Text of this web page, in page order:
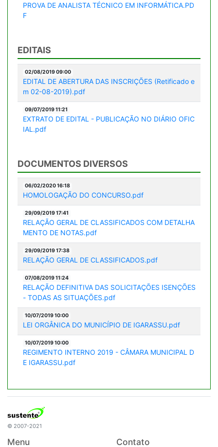
PROVA DE ANALISTA TÉCNICO EM INFORMÁTICA.PD
F
EDITAIS
02/08/2019 09:00
EDITAL DE ABERTURA DAS INSCRIÇÕES (Retificado e
m 02-08-2019).pdf
09/07/2019 11:21
EXTRATO DE EDITAL - PUBLICAÇÃO NO DIÁRIO OFIC
IAL.pdf
DOCUMENTOS DIVERSOS
06/02/2020 16:18
HOMOLOGAÇÃO DO CONCURSO.pdf
29/09/2019 17:41
RELAÇÃO GERAL DE CLASSIFICADOS COM DETALHA
MENTO DE NOTAS.pdf
29/09/2019 17:38
RELAÇÃO GERAL DE CLASSIFICADOS.pdf
07/08/2019 11:24
RELAÇÃO DEFINITIVA DAS SOLICITAÇÕES ISENÇÕES
- TODAS AS SITUAÇÕES.pdf
10/07/2019 10:00
LEI ORGÂNICA DO MUNICÍPIO DE IGARASSU.pdf
10/07/2019 10:00
REGIMENTO INTERNO 2019 - CÂMARA MUNICIPAL D
E IGARASSU.pdf
© 2007-2021
Menu Contato